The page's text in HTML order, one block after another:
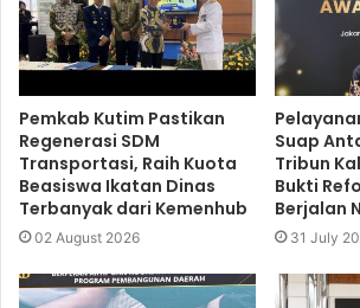
Pemkab Kutim Pastikan
Regenerasi SDM
Transportasi, Raih Kuota
Beasiswa Ikatan Dinas
Terbanyak dari Kemenhub
02 August 2026
Suap
Tribun
Bukti
Berjalan
31 July